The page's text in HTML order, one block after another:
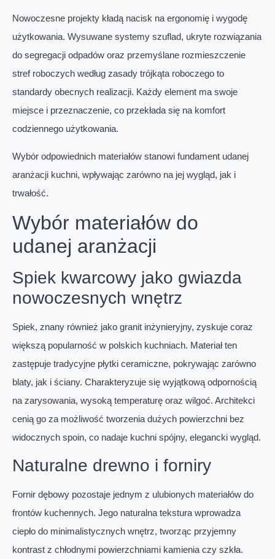
Nowoczesne projekty kładą nacisk na ergonomię i wygodę
użytkowania. Wysuwane systemy szuflad, ukryte rozwiązania
do segregacji odpadów oraz przemyślane rozmieszczenie
stref roboczych według zasady trójkąta roboczego to
standardy obecnych realizacji. Każdy element ma swoje
miejsce i przeznaczenie, co przekłada się na komfort
codziennego użytkowania.
Wybór odpowiednich materiałów stanowi fundament udanej
aranżacji kuchni, wpływając zarówno na jej wygląd, jak i
trwałość.
Wybór materiałów do
udanej aranżacji
Spiek kwarcowy jako gwiazda
nowoczesnych wnętrz
Spiek, znany również jako granit inżynieryjny, zyskuje coraz
większą popularność w polskich kuchniach. Materiał ten
zastępuje tradycyjne płytki ceramiczne, pokrywając zarówno
blaty, jak i ściany. Charakteryzuje się wyjątkową odpornością
na zarysowania, wysoką temperaturę oraz wilgoć. Architekci
cenią go za możliwość tworzenia dużych powierzchni bez
widocznych spoin, co nadaje kuchni spójny, elegancki wygląd.
Naturalne drewno i forniry
Fornir dębowy pozostaje jednym z ulubionych materiałów do
frontów kuchennych. Jego naturalna tekstura wprowadza
ciepło do minimalistycznych wnętrz, tworząc przyjemny
kontrast z chłodnymi powierzchniami kamienia czy szkła.